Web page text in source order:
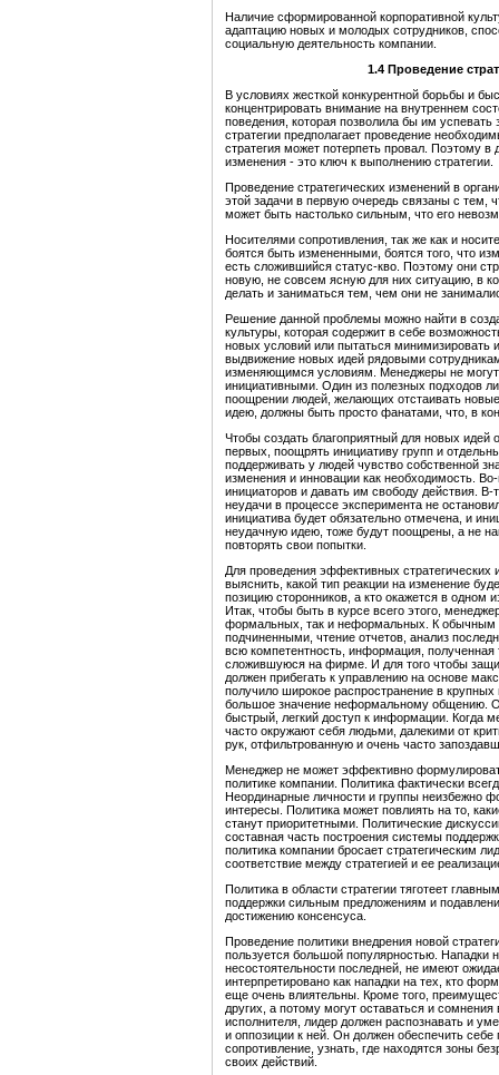
Наличие сформированной корпоративной
адаптацию новых и молодых сотрудников,
социальную деятельность компании.
1.4 Проведение
В условиях жесткой конкурентной борьбы и
концентрировать внимание на внутреннем
поведения, которая позволила бы им
стратегии предполагает проведение
стратегия может потерпеть провал. Поэтому
изменения - это ключ к выполнению стратегии.
Проведение стратегических изменений в
этой задачи в первую очередь связаны с тем,
может быть настолько сильным, что его
Носителями сопротивления, так же как и
боятся быть измененными, боятся того, что
есть сложившийся статус-кво. Поэтому они
новую, не совсем ясную для них ситуацию, в
делать и заниматься тем, чем они не
Решение данной проблемы можно найти в
культуры, которая содержит в себе
новых условий или пытаться минимизировать
выдвижение новых идей рядовыми
изменяющимся условиям. Менеджеры не могут
инициативными. Один из полезных подходов
поощрении людей, желающих отстаивать
идею, должны быть просто фанатами, что, в
Чтобы создать благоприятный для новых идей
первых, поощрять инициативу групп и
поддерживать у людей чувство собственной
изменения и инновации как необходимость.
инициаторов и давать им свободу действия.
неудачи в процессе эксперимента не
инициатива будет обязательно отмечена, и
неудачную идею, тоже будут поощрены, а не
повторять свои попытки.
Для проведения эффективных стратегических
выяснить, какой тип реакции на изменение
позицию сторонников, а кто окажется в одном
Итак, чтобы быть в курсе всего этого,
формальных, так и неформальных. К обычным
подчиненными, чтение отчетов, анализ
всю компетентность, информация,
сложившуюся на фирме. И для того чтобы
должен прибегать к управлению на основе
получило широкое распространение в
большое значение неформальному общению.
быстрый, легкий доступ к информации. Когда
часто окружают себя людьми, далекими от
рук, отфильтрованную и очень часто
Менеджер не может эффективно
политике компании. Политика фактически
Неординарные личности и группы неизбежно
интересы. Политика может повлиять на то,
станут приоритетными. Политические
составная часть построения системы
политика компании бросает стратегическим
соответствие между стратегией и ее
Политика в области стратегии тяготеет
поддержки сильным предложениям и
достижению консенсуса.
Проведение политики внедрения новой
пользуется большой популярностью. Нападки
несостоятельности последней, не имеют
интерпретировано как нападки на тех, кто
еще очень влиятельны. Кроме того,
других, а потому могут оставаться и
исполнителя, лидер должен распознавать и
и оппозиции к ней. Он должен обеспечить
сопротивление, узнать, где находятся зоны
своих действий.